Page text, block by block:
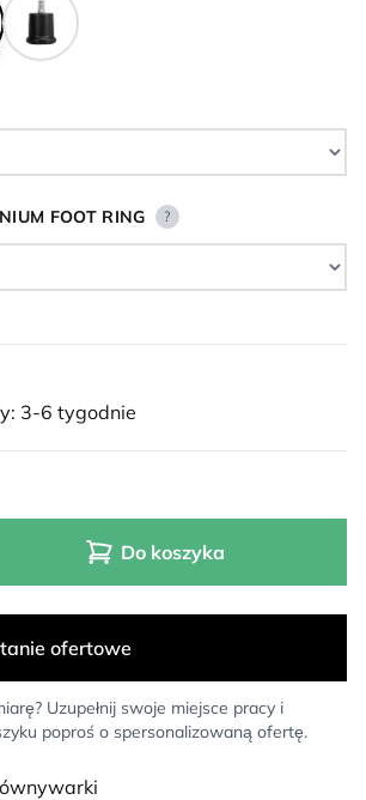
FOOT RING ?
3-6 tygodnie
Do koszyka
Uzupełnij swoje miejsce pracy i
poproś o spersonalizowaną ofertę.
ofertowe